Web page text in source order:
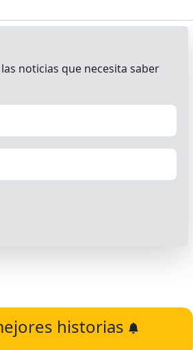
historias